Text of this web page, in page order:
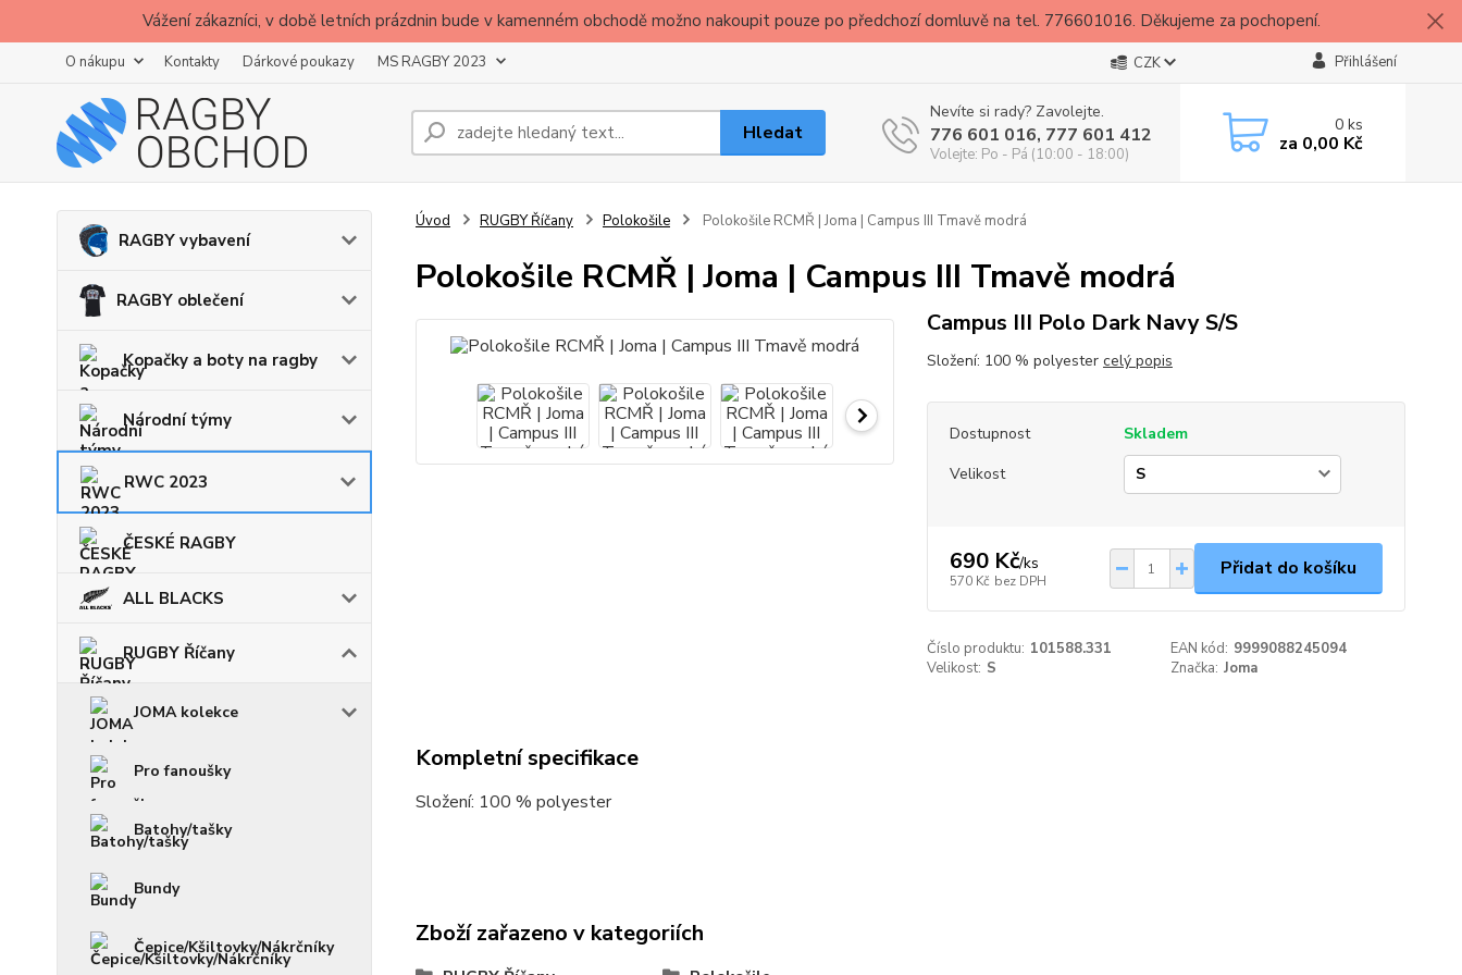
Vážení zákazníci, v době letních prázdnin bude v kamenném obchodě možno nakoupit pouze po předchozí domluvě na tel. 776601016. Děkujeme za pochopení.
O nákupu Kontakty Dárkové poukazy MS RAGBY 2023 CZK Přihlášení
Hledat
Nevíte si rady? Zavolejte.
776 601 016, 777 601 412
Volejte: Po - Pá (10:00 - 18:00)
0ks
za 0,00 Kč
RAGBY vybavení
RAGBY oblečení
Kopačky a boty na ragby
Národní týmy
RWC 2023
ČESKÉ RAGBY
ALL BLACKS
RUGBY Říčany
JOMA kolekce
Pro fanoušky
Batohy/tašky
Bundy
Čepice/Kšiltovky/Nákrčníky
Úvod RUGBY Říčany Polokošile Polokošile RCMŘ | Joma | Campus III Tmavě modrá
Polokošile RCMŘ | Joma | Campus III Tmavě modrá
Campus III Polo Dark Navy S/S
Složení: 100 % polyester celý popis
Dostupnost
Skladem
Velikost
690 Kč/ks
570 Kč bez DPH
Přidat do košíku
Číslo produktu: 101588.331 EAN kód: 9999088245094
Velikost: S Značka: Joma
Kompletní specifikace
Složení: 100 % polyester
Zboží zařazeno v kategoriích